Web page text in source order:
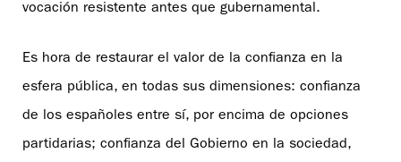
vocación resistente antes que gubernamental.
Es hora de restaurar el valor de la confianza en la
esfera pública, en todas sus dimensiones: confianza
de los españoles entre sí, por encima de opciones
partidarias; confianza del Gobierno en la sociedad,